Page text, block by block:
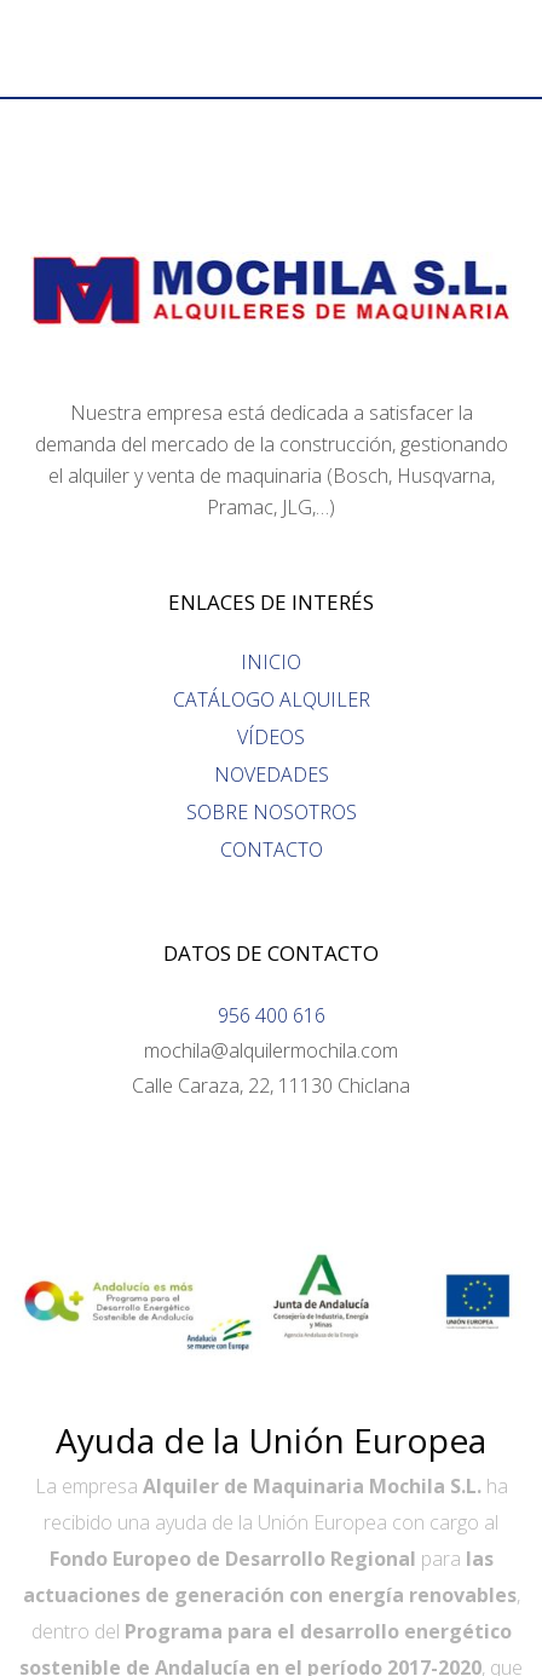
Nuestra empresa está dedicada a satisfacer la
demanda del mercado de la construcción, gestionando
el alquiler y venta de maquinaria (Bosch, Husqvarna,
Pramac, JLG,…)
ENLACES DE INTERÉS
INICIO
CATÁLOGO ALQUILER
VÍDEOS
NOVEDADES
SOBRE NOSOTROS
CONTACTO
DATOS DE CONTACTO
956 400 616
mochila@alquilermochila.com
Calle Caraza, 22, 11130 Chiclana
Ayuda de la Unión Europea
La empresa Alquiler de Maquinaria Mochila S.L.ha
recibido una ayuda de la Unión Europea con cargo al
Fondo Europeo de Desarrollo Regional para las
actuaciones de generación con energía renovables,
dentro del Programa para el desarrollo energético
sostenible de Andalucía en el período 2017-2020, que